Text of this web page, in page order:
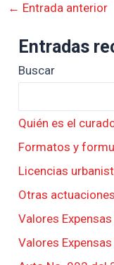
← Entrada anterior
Entradas
Buscar
Quién es el
Formatos y
Licencias
Otras actuaciones
Valores
Valores